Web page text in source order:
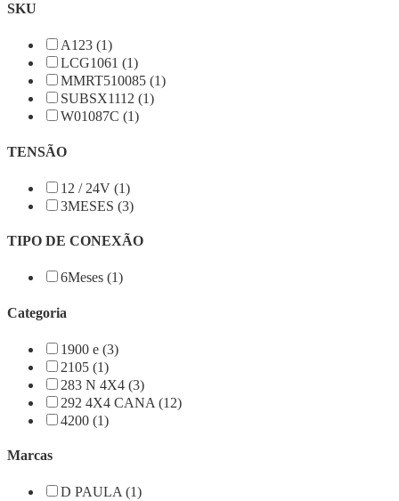
SKU
A123 (1)
LCG1061 (1)
MMRT510085 (1)
SUBSX1112 (1)
W01087C (1)
TENSÃO
12 / 24V (1)
3MESES (3)
TIPO DE CONEXÃO
6Meses (1)
Categoria
1900 e (3)
2105 (1)
283 N 4X4 (3)
292 4X4 CANA (12)
4200 (1)
Marcas
D PAULA (1)